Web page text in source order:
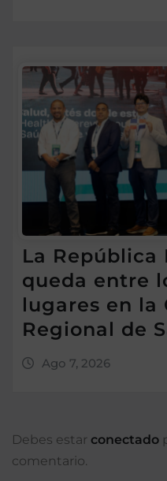
La República
queda entre
lugares en la
Regional de
Ago 7, 2026
Debes estar conectado
comentario.